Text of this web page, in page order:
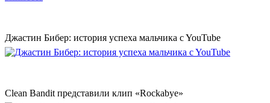
Джастин Бибер: история успеха мальчика c YouTube
Clean Bandit представили клип «Rockabye»